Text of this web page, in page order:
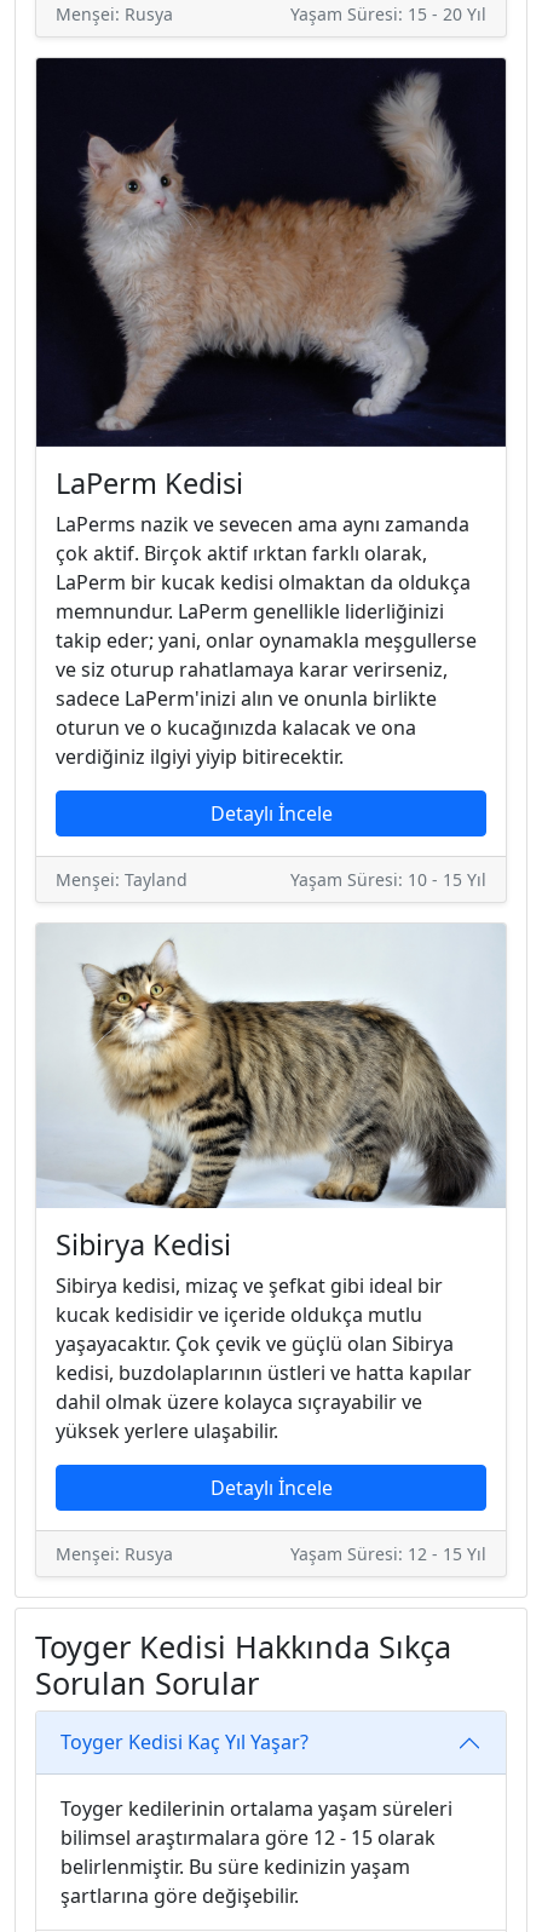
Menşei: Rusya Yaşam Süresi: 15 - 20 Yıl
LaPerm Kedisi
LaPerms nazik ve sevecen ama aynı zamanda
çok aktif. Birçok aktif ırktan farklı olarak,
LaPerm bir kucak kedisi olmaktan da oldukça
memnundur. LaPerm genellikle liderliğinizi
takip eder; yani, onlar oynamakla meşgullerse
ve siz oturup rahatlamaya karar verirseniz,
sadece LaPerm'inizi alın ve onunla birlikte
oturun ve o kucağınızda kalacak ve ona
verdiğiniz ilgiyi yiyip bitirecektir.
Detaylı İncele
Menşei: Tayland Yaşam Süresi: 10 - 15 Yıl
Sibirya Kedisi
Sibirya kedisi, mizaç ve şefkat gibi ideal bir
kucak kedisidir ve içeride oldukça mutlu
yaşayacaktır. Çok çevik ve güçlü olan Sibirya
kedisi, buzdolaplarının üstleri ve hatta kapılar
dahil olmak üzere kolayca sıçrayabilir ve
yüksek yerlere ulaşabilir.
Detaylı İncele
Menşei: Rusya Yaşam Süresi: 12 - 15 Yıl
Toyger Kedisi Hakkında Sıkça
Sorulan Sorular
Toyger Kedisi Kaç Yıl Yaşar?
Toyger kedilerinin ortalama yaşam süreleri
bilimsel araştırmalara göre 12 - 15 olarak
belirlenmiştir. Bu süre kedinizin yaşam
şartlarına göre değişebilir.